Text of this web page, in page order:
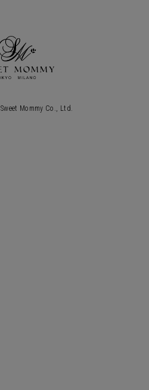
Sweet Mommy Co., Ltd.